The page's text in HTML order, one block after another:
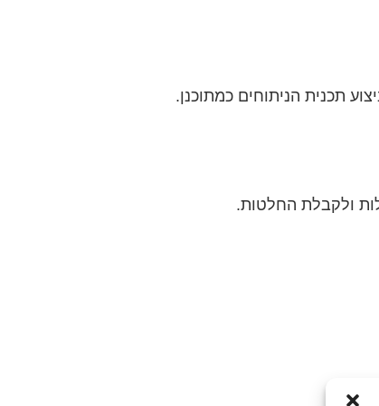
תכנית הניתוחים כמתוכנן.
ולקבלת החלטות.